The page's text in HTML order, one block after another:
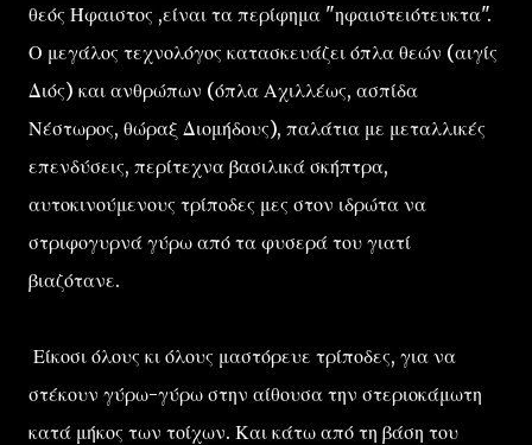
θεός Ήφαιστος ,είναι τα περίφημα "ηφαιστειότευκτα".
Ο μεγάλος τεχνολόγος κατασκευάζει όπλα θεών (αιγίς
Διός) και ανθρώπων (όπλα Αχιλλέως, ασπίδα
Νέστωρος, θώραξ Διομήδους), παλάτια με μεταλλικές
επενδύσεις, περίτεχνα βασιλικά σκήπτρα,
αυτοκινούμενους τρίποδες μες στον ιδρώτα να
στριφογυρνά γύρω από τα φυσερά του γιατί
βιαζότανε.
Είκοσι όλους κι όλους μαστόρευε τρίποδες, για να
στέκουν γύρω-γύρω στην αίθουσα την στεριοκάμωτη
κατά μήκος των τοίχων. Και κάτω από τη βάση του